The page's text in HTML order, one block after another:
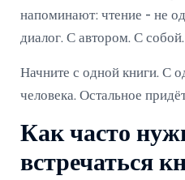
напоминают: чтение - не
диалог. С автором. С
Начните с одной книги. С
человека. Остальное
Как часто
встречаться